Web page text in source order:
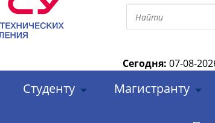
Сегодня: 07-08-
Студенту Магистранту